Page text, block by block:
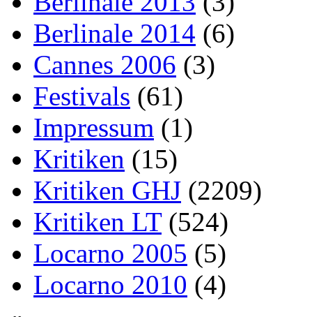
Berlinale 2014 (6)
Cannes 2006 (3)
Festivals (61)
Impressum (1)
Kritiken (15)
Kritiken GHJ (2209)
Kritiken LT(524)
Locarno 2005 (5)
Locarno 2010 (4)